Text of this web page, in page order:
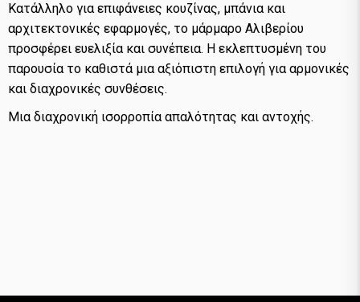
Κατάλληλο για επιφάνειες κουζίνας, μπάνια και
αρχιτεκτονικές εφαρμογές, το μάρμαρο Αλιβερίου
προσφέρει ευελιξία και συνέπεια. Η εκλεπτυσμένη του
παρουσία το καθιστά μια αξιόπιστη επιλογή για αρμονικές
και διαχρονικές συνθέσεις.
Μια διαχρονική ισορροπία απαλότητας και αντοχής.